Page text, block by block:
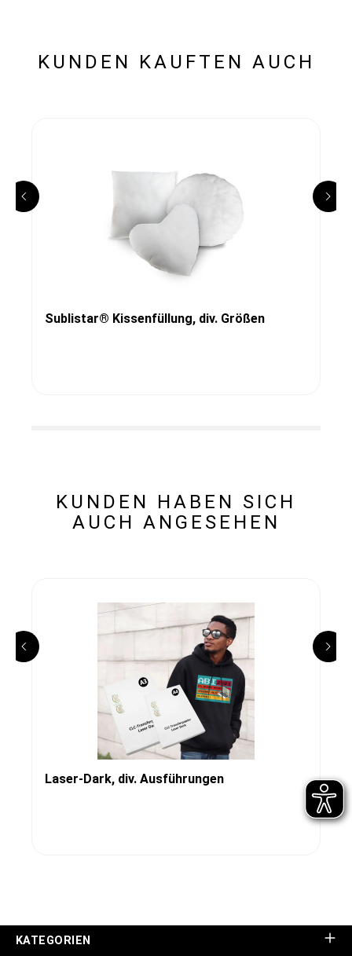
KUNDEN KAUFTEN AUCH
Sublistar® Kissenfüllung, div. Größen
KUNDEN HABEN SICH
AUCH ANGESEHEN
Laser-Dark, div. Ausführungen
KATEGORIEN